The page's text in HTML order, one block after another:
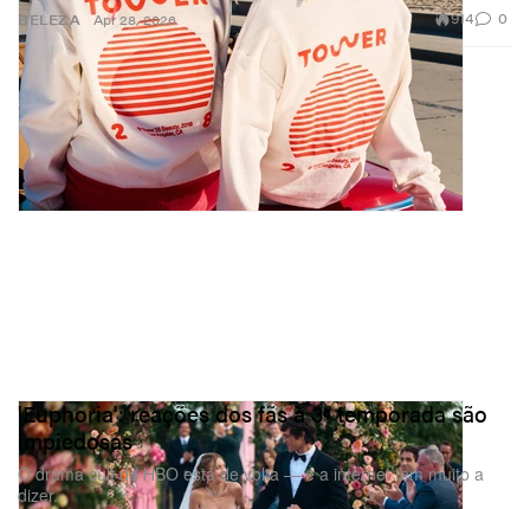
BELEZA Apr 28, 2026 914 0
'Euphoria': reações dos fãs à 3ª temporada são
impiedosas
O drama cult da HBO está de volta — e a internet tem muito a
dizer.